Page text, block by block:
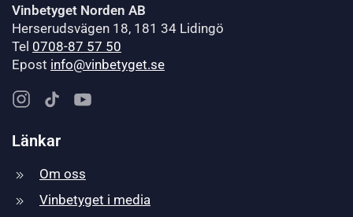
Vinbetyget Norden AB
Herserudsvägen 18, 181 34 Lidingö
Tel 0708-87 57 50
Epost info@vinbetyget.se
Länkar
Om oss
Vinbetyget i media